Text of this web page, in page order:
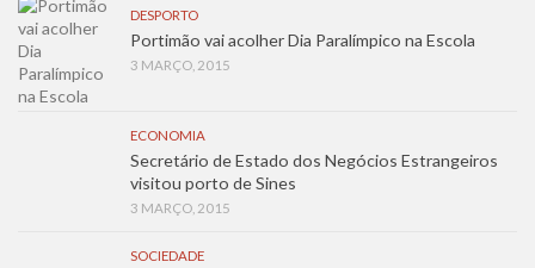
DESPORTO
Portimão vai acolher Dia Paralímpico na Escola
3 MARÇO, 2015
ECONOMIA
Secretário de Estado dos Negócios Estrangeiros
visitou porto de Sines
3 MARÇO, 2015
SOCIEDADE